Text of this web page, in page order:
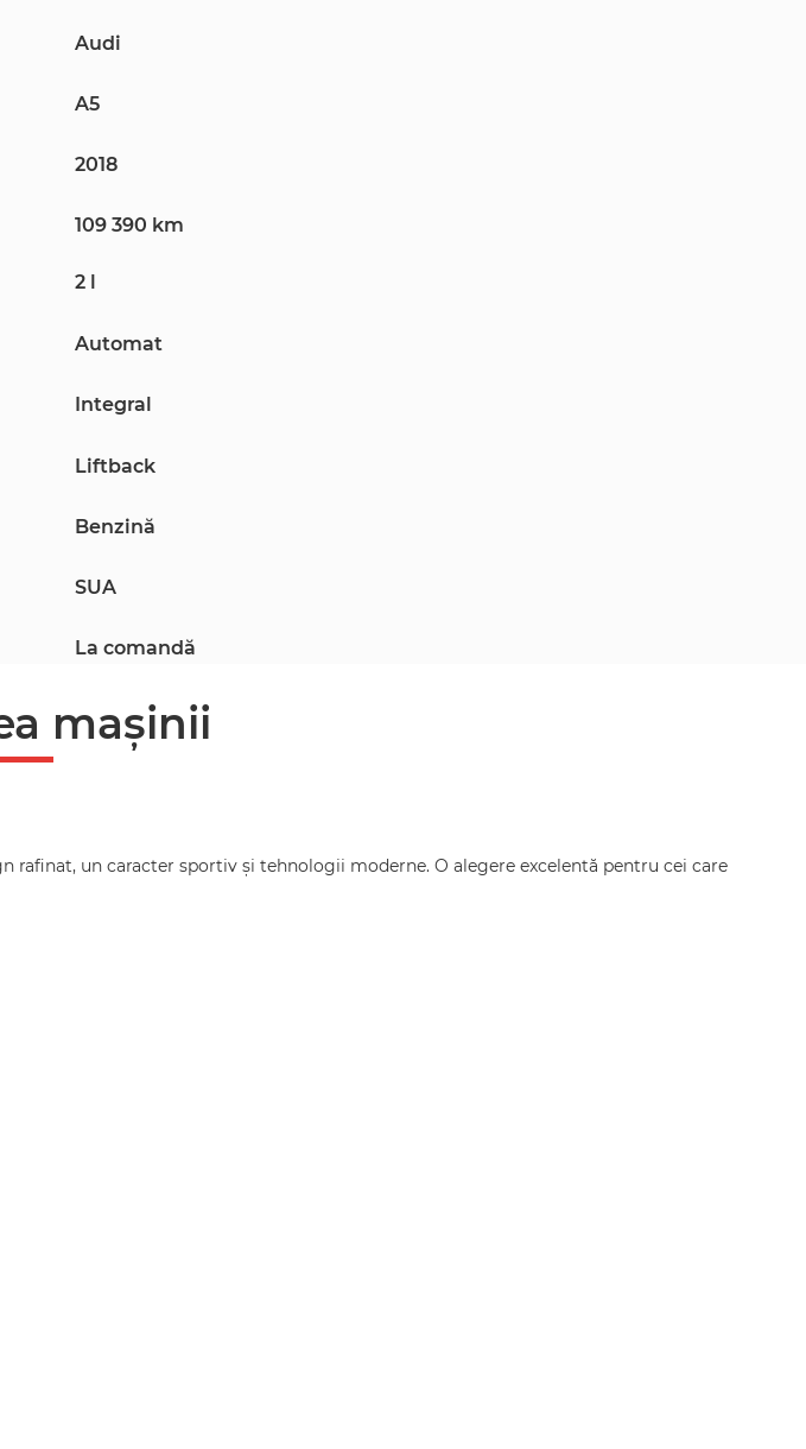
Audi
A5
2018
109 390 km
2 l
Automat
Integral
Liftback
Benzină
SUA
La comandă
mașinii
un caracter sportiv și tehnologii moderne. O alegere excelentă pentru cei care